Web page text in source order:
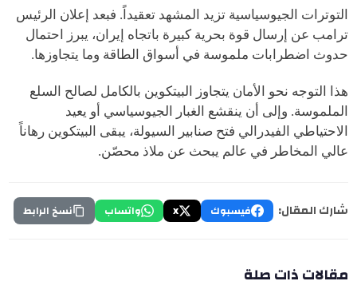
التوترات الجيوسياسية تزيد المشهد تعقيداً. فبعد إعلان الرئيس
ترامب عن إرسال قوة بحرية كبيرة باتجاه إيران، يبرز احتمال
حدوث اضطرابات ملموسة في أسواق الطاقة وما يتجاوزها.
هذا التوجه نحو الأمان يتجاوز البيتكوين بالكامل لصالح السلع
الملموسة. وإلى أن ينقشع الغبار الجيوسياسي أو يعيد
الاحتياطي الفيدرالي فتح صنابير السيولة، يبقى البيتكوين رهاناً
عالي المخاطر في عالم يبحث عن ملاذ محصّن.
شارك المقال: فيسبوك X واتساب نسخ الرابط
مقالات ذات صلة